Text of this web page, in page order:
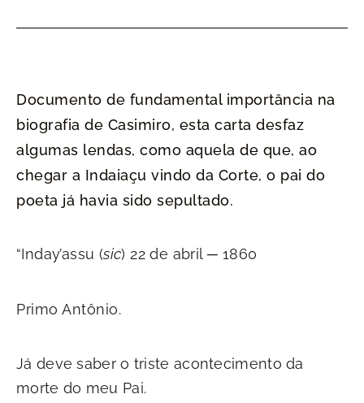
Documento de fundamental importância na
biografia de Casimiro, esta carta desfaz
algumas lendas, como aquela de que, ao
chegar a Indaiaçu vindo da Corte, o pai do
poeta já havia sido sepultado.
“Inday’assu (sic) 22 de abril ─ 1860
Primo Antônio.
Já deve saber o triste acontecimento da
morte do meu Pai.